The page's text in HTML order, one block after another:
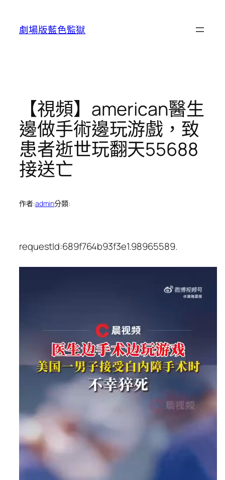
劇場版藍色監獄
【視頻】american醫生
邊做手術邊玩游戲，致
患者逝世玩翻天55688
接送亡
作者:admin分類:
requestId:689f764b93f3e1.98965589.